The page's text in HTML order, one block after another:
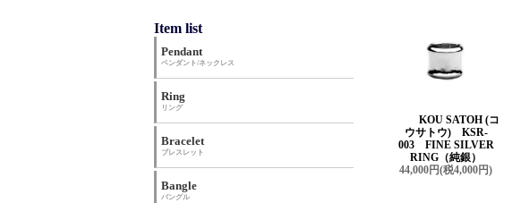
KOU SATOH (コ
ウサトウ) KSR-
003 FINE SILVER
RING（純銀）
44,000円(税4,000円)
Item list
Pendant
ペンダント/ネックレス
Ring
リング
Bracelet
ブレスレット
Bangle
バングル